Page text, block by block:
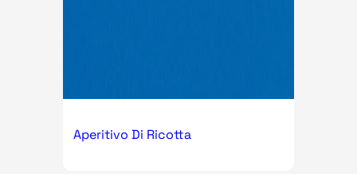
Aperitivo Di Ricotta